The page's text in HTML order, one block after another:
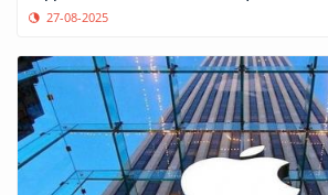
27-08-2025